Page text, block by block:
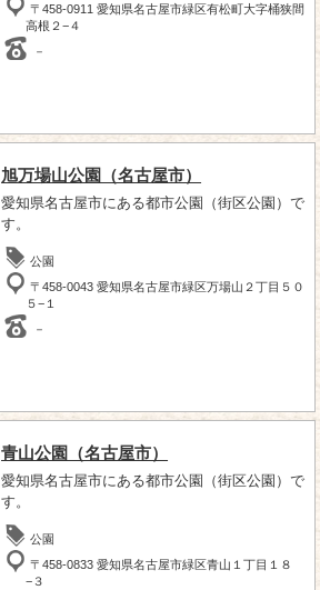
〒458-0911 愛知県名古屋市緑区有松町大字桶狭間
高根２−４
－
旭万場山公園（名古屋市）
愛知県名古屋市にある都市公園（街区公園）で
す。
公園
〒458-0043 愛知県名古屋市緑区万場山２丁目５０
５−１
－
青山公園（名古屋市）
愛知県名古屋市にある都市公園（街区公園）で
す。
公園
〒458-0833 愛知県名古屋市緑区青山１丁目１８
−３